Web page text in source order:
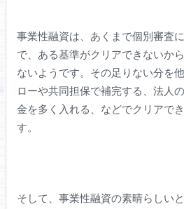
事業性融資は、あくまで個別審査
で、ある基準がクリアできないか
ないようです。その足りない分を
ローや共同担保で補完する、法人
金を多く入れる、などでクリアで
す。
そして、事業性融資の素晴らしい